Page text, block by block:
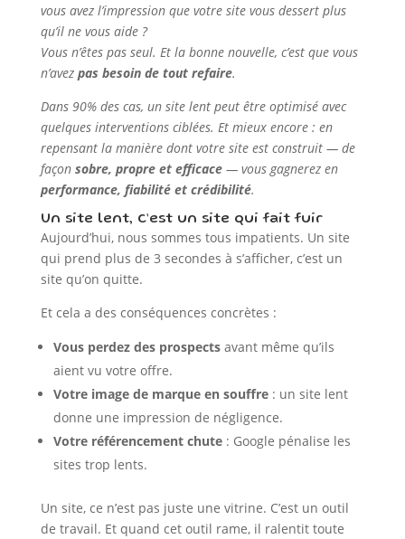
vous avez l’impression que votre site vous dessert plus
qu’il ne vous aide ?
Vous n’êtes pas seul. Et la bonne nouvelle, c’est que vous
n’avez pas besoin de tout refaire.
Dans 90% des cas, un site lent peut être optimisé avec
quelques interventions ciblées. Et mieux encore : en
repensant la manière dont votre site est construit — de
façon sobre, propre et efficace— vous gagnerez en
performance, fiabilité et crédibilité.
Un site lent, c’est un site qui fait fuir
Aujourd’hui, nous sommes tous impatients. Un site
qui prend plus de 3 secondes à s’afficher, c’est un
site qu’on quitte.
Et cela a des conséquences concrètes :
Vous perdez des prospectsavant même qu’ils
aient vu votre offre.
Votre image de marque en souffre: un site lent
donne une impression de négligence.
Votre référencement chute: Google pénalise les
sites trop lents.
Un site, ce n’est pas juste une vitrine. C’est un outil
de travail. Et quand cet outil rame, il ralentit toute